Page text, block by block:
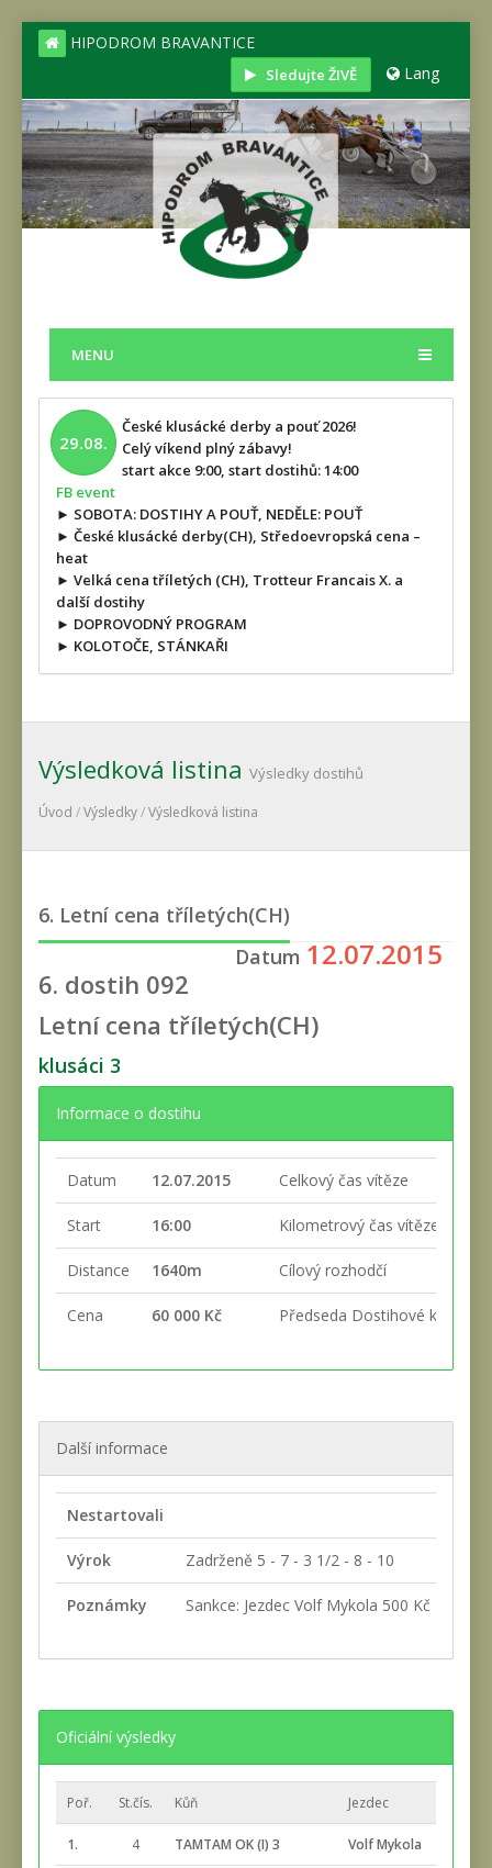
HIPODROM BRAVANTICE
Sledujte ŽIVĚ Lang
MENU
29.08.
České klusácké derby a pouť 2026!
Celý víkend plný zábavy!
start akce 9:00, start dostihů: 14:00
FB event
► SOBOTA: DOSTIHY A POUŤ, NEDĚLE: POUŤ
► České klusácké derby(CH), Středoevropská cena –
heat
► Velká cena tříletých (CH), Trotteur Francais X. a
další dostihy
► DOPROVODNÝ PROGRAM
► KOLOTOČE, STÁNKAŘI
Výsledková listina Výsledky dostihů
Úvod /Výsledky/Výsledková listina
6. Letní cena tříletých(CH)
Datum 12.07.2015
6. dostih 092
Letní cena tříletých(CH)
klusáci 3
Informace o dostihu
Datum 12.07.2015 Celkový čas vítěze
Start 16:00 Kilometrový čas vítěze
Distance 1640m Cílový rozhodčí
Cena 60 000 Kč Předseda Dostihové komise
Další informace
Nestartovali
Výrok Zadrženě 5 - 7 - 3 1/2 - 8 - 10
Poznámky Sankce: Jezdec Volf Mykola 500 Kč za
Oficiální výsledky
Poř. St.čís. Kůň Jezdec
1. 4 TAMTAM OK (I) 3 Volf Mykola